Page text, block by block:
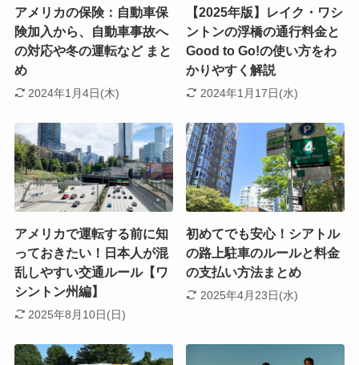
アメリカの保険：自動車保
険加入から、自動車事故へ
の対応や冬の運転など まと
め
2024年1月4日(木)
【2025年版】レイク・ワシ
ントンの浮橋の通行料金と
Good to Go!の使い方をわ
かりやすく解説
2024年1月17日(水)
アメリカで運転する前に知
っておきたい！日本人が混
乱しやすい交通ルール【ワ
シントン州編】
2025年8月10日(日)
初めてでも安心！シアトル
の路上駐車のルールと料金
の支払い方法まとめ
2025年4月23日(水)